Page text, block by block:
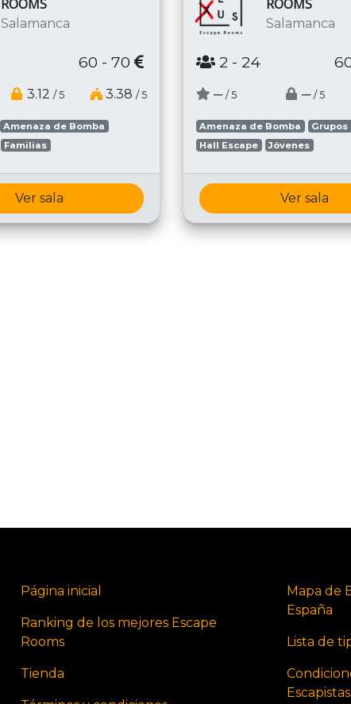
ROOMS
Salamanca
60 - 70
3.12 / 5 3.38 / 5
Amenaza de Bomba
Familias
Ver sala
ROOMS
Salamanca
2 - 24
─ / 5 ─ / 5
Amenaza de Bomba
Hall Escape
Jóvenes
Ver sala
Página inicial
Ranking de los mejores Escape
Rooms
Tienda
Mapa de
España
Lista de